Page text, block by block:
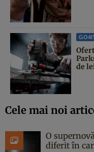
de
Cele mai noi
O
diferit în